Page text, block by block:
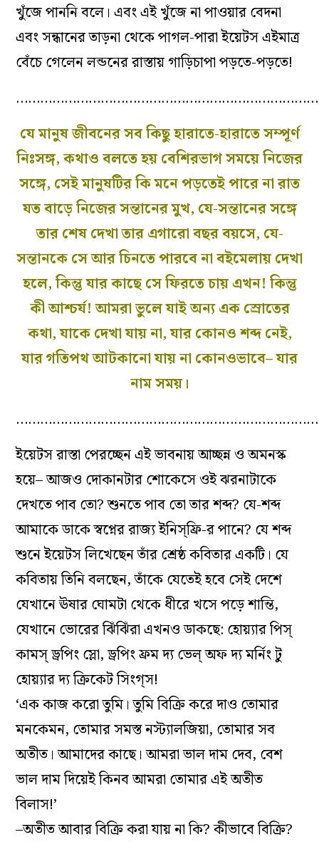
খুঁজে পাননি বলে। এবং এই খুঁজে না পাওয়ার বেদনা
এবং সন্ধানের তাড়না থেকে পাগল-পারা ইয়েটস এইমাত্র
বেঁচে গেলেন লন্ডনের রাস্তায় গাড়িচাপা পড়তে-পড়তে!
যে মানুষ জীবনের সব কিছু হারাতে-হারাতে সম্পূর্ণ
নিঃসঙ্গ, কথাও বলতে হয় বেশিরভাগ সময়ে নিজের
সঙ্গে, সেই মানুষটির কি মনে পড়তেই পারে না রাত
যত বাড়ে নিজের সন্তানের মুখ, যে-সন্তানের সঙ্গে
তার শেষ দেখা তার এগারো বছর বয়সে, যে-
সন্তানকে সে আর চিনতে পারবে না বইমেলায় দেখা
হলে, কিন্তু যার কাছে সে ফিরতে চায় এখন! কিন্তু
কী আশ্চর্য‌! আমরা ভুলে যাই অন‌্য এক স্রোতের
কথা, যাকে দেখা যায় না, যার কোনও শব্দ নেই,
যার গতিপথ আটকানো যায় না কোনওভাবে– যার
নাম সময়।
ইয়েটস রাস্তা পেরচ্ছেন এই ভাবনায় আচ্ছন্ন ও অমনস্ক
হয়ে– আজও দোকানটার শোকেসে ওই ঝরনাটাকে
দেখতে পাব তো? শুনতে পাব তো তার শব্দ? যে-শব্দ
আমাকে ডাকে স্বপ্নের রাজ‌্য ইনিস্‌ফ্রি-র পানে? যে শব্দ
শুনে ইয়েটস লিখেছেন তাঁর শ্রেষ্ঠ কবিতার একটি। যে
কবিতায় তিনি বলছেন, তাঁকে যেতেই হবে সেই দেশে
যেখানে ঊষার ঘোমটা থেকে ধীরে খসে পড়ে শান্তি,
যেখানে ভোরের ঝিঁঝিঁরা এখনও ডাকছে: হোয়‌্যার পিস্‌
কামস্‌ ড্রপিং স্লো, ড্রপিং ফ্রম দ‌্য ভেল্‌ অফ দ‌্য মর্নিং টু
হ‌োয়‌্যার দ‌্য ক্রিকেট সিংগ্‌স!
‘এক কাজ করো তুমি। তুমি বিক্রি করে দাও তোমার
মনকেমন, তোমার সমস্ত নস্ট‌্যালজিয়া, তোমার সব
অতীত। আমাদের কাছে। আমরা ভাল দাম দেব, বেশ
ভাল দাম দিয়েই কিনব আমরা তোমার এই অতীত
বিলাস!’
–অতীত আবার বিক্রি করা যায় না কি? কীভাবে বিক্রি?